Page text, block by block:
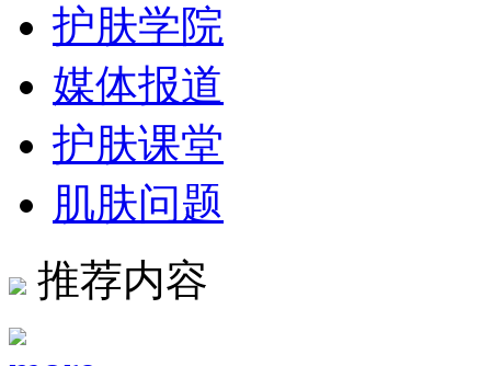
护肤学院
媒体报道
护肤课堂
肌肤问题
推荐内容